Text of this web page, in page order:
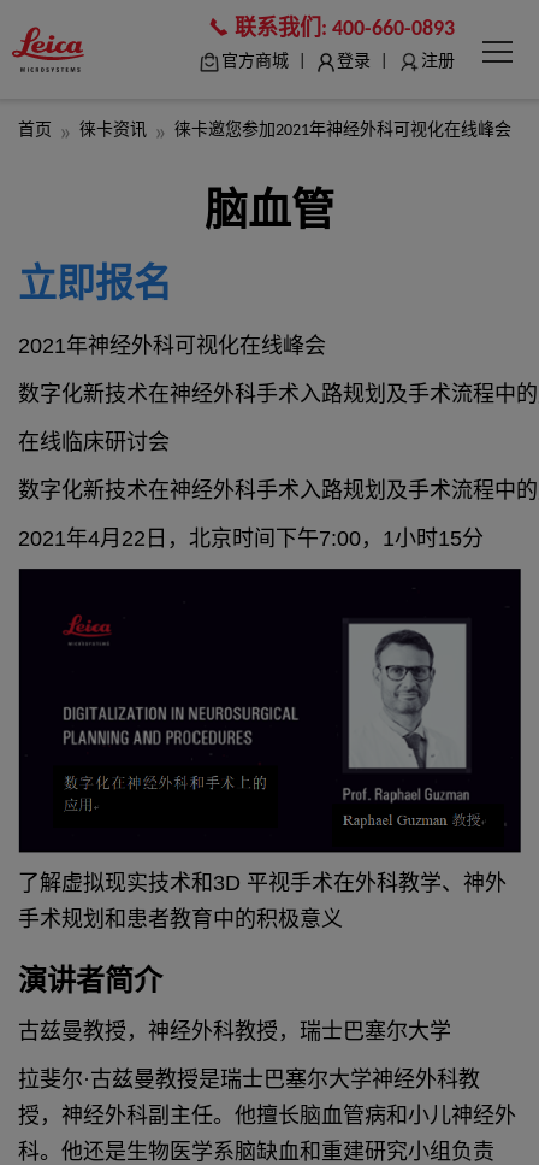
联系我们: 400-660-0893
官方商城 登录 注册
首页 徕卡资讯 徕卡邀您参加2021年神经外科可视化在线峰会
脑血管
立即报名
2021年神经外科可视化在线峰会
数字化新技术在神经外科手术入路规划及手术流程中
在线临床研讨会
数字化新技术在神经外科手术入路规划及手术流程中
2021年4月22日，北京时间下午7:00，1小时15分
了解虚拟现实技术和3D 平视手术在外科教学、神外
手术规划和患者教育中的积极意义
演讲者简介
古兹曼教授，神经外科教授，瑞士巴塞尔大学
拉斐尔·古兹曼教授是瑞士巴塞尔大学神经外科教
授，神经外科副主任。他擅长脑血管病和小儿神经外
科。他还是生物医学系脑缺血和重建研究小组负责